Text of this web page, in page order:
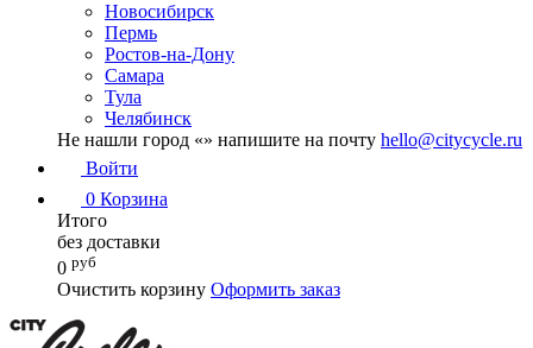
Новосибирск
Пермь
Ростов-на-Дону
Самара
Тула
Челябинск
Не нашли город «» напишите на почту hello@citycycle.ru
Войти
0 Корзина
Итого
без доставки
0 руб
Очистить корзину Оформить заказ